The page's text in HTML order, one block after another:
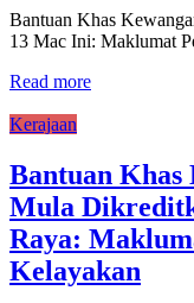
Bantuan Khas
13 Mac Ini: Maklumat
Read more
Kerajaan
Bantuan Khas
Mula
Raya:
Kelayakan